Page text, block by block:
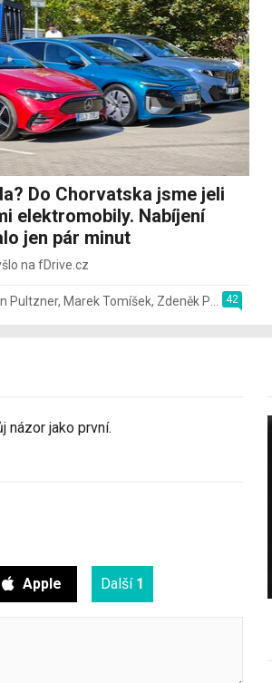
Do Chorvatska jsme jeli
elektromobily. Nabíjení
jen pár minut
na fDrive.cz
42
Pultzner, Marek Tomíšek, Zdeněk Pečený
názor jako první.
Apple Další 1